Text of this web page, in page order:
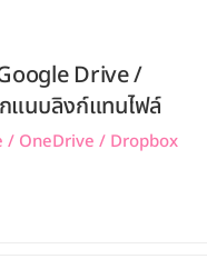
Drive /
แนบลิงก์แทนไฟล์
/ OneDrive / Dropbox